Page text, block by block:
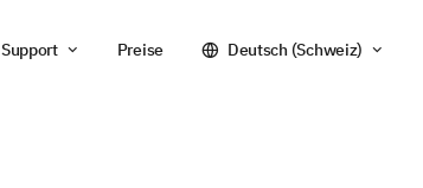
Support Preise Deutsch (Schweiz)